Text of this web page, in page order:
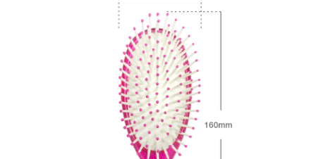
每筆NT$120，滿NT$1,999(含以上)免運費